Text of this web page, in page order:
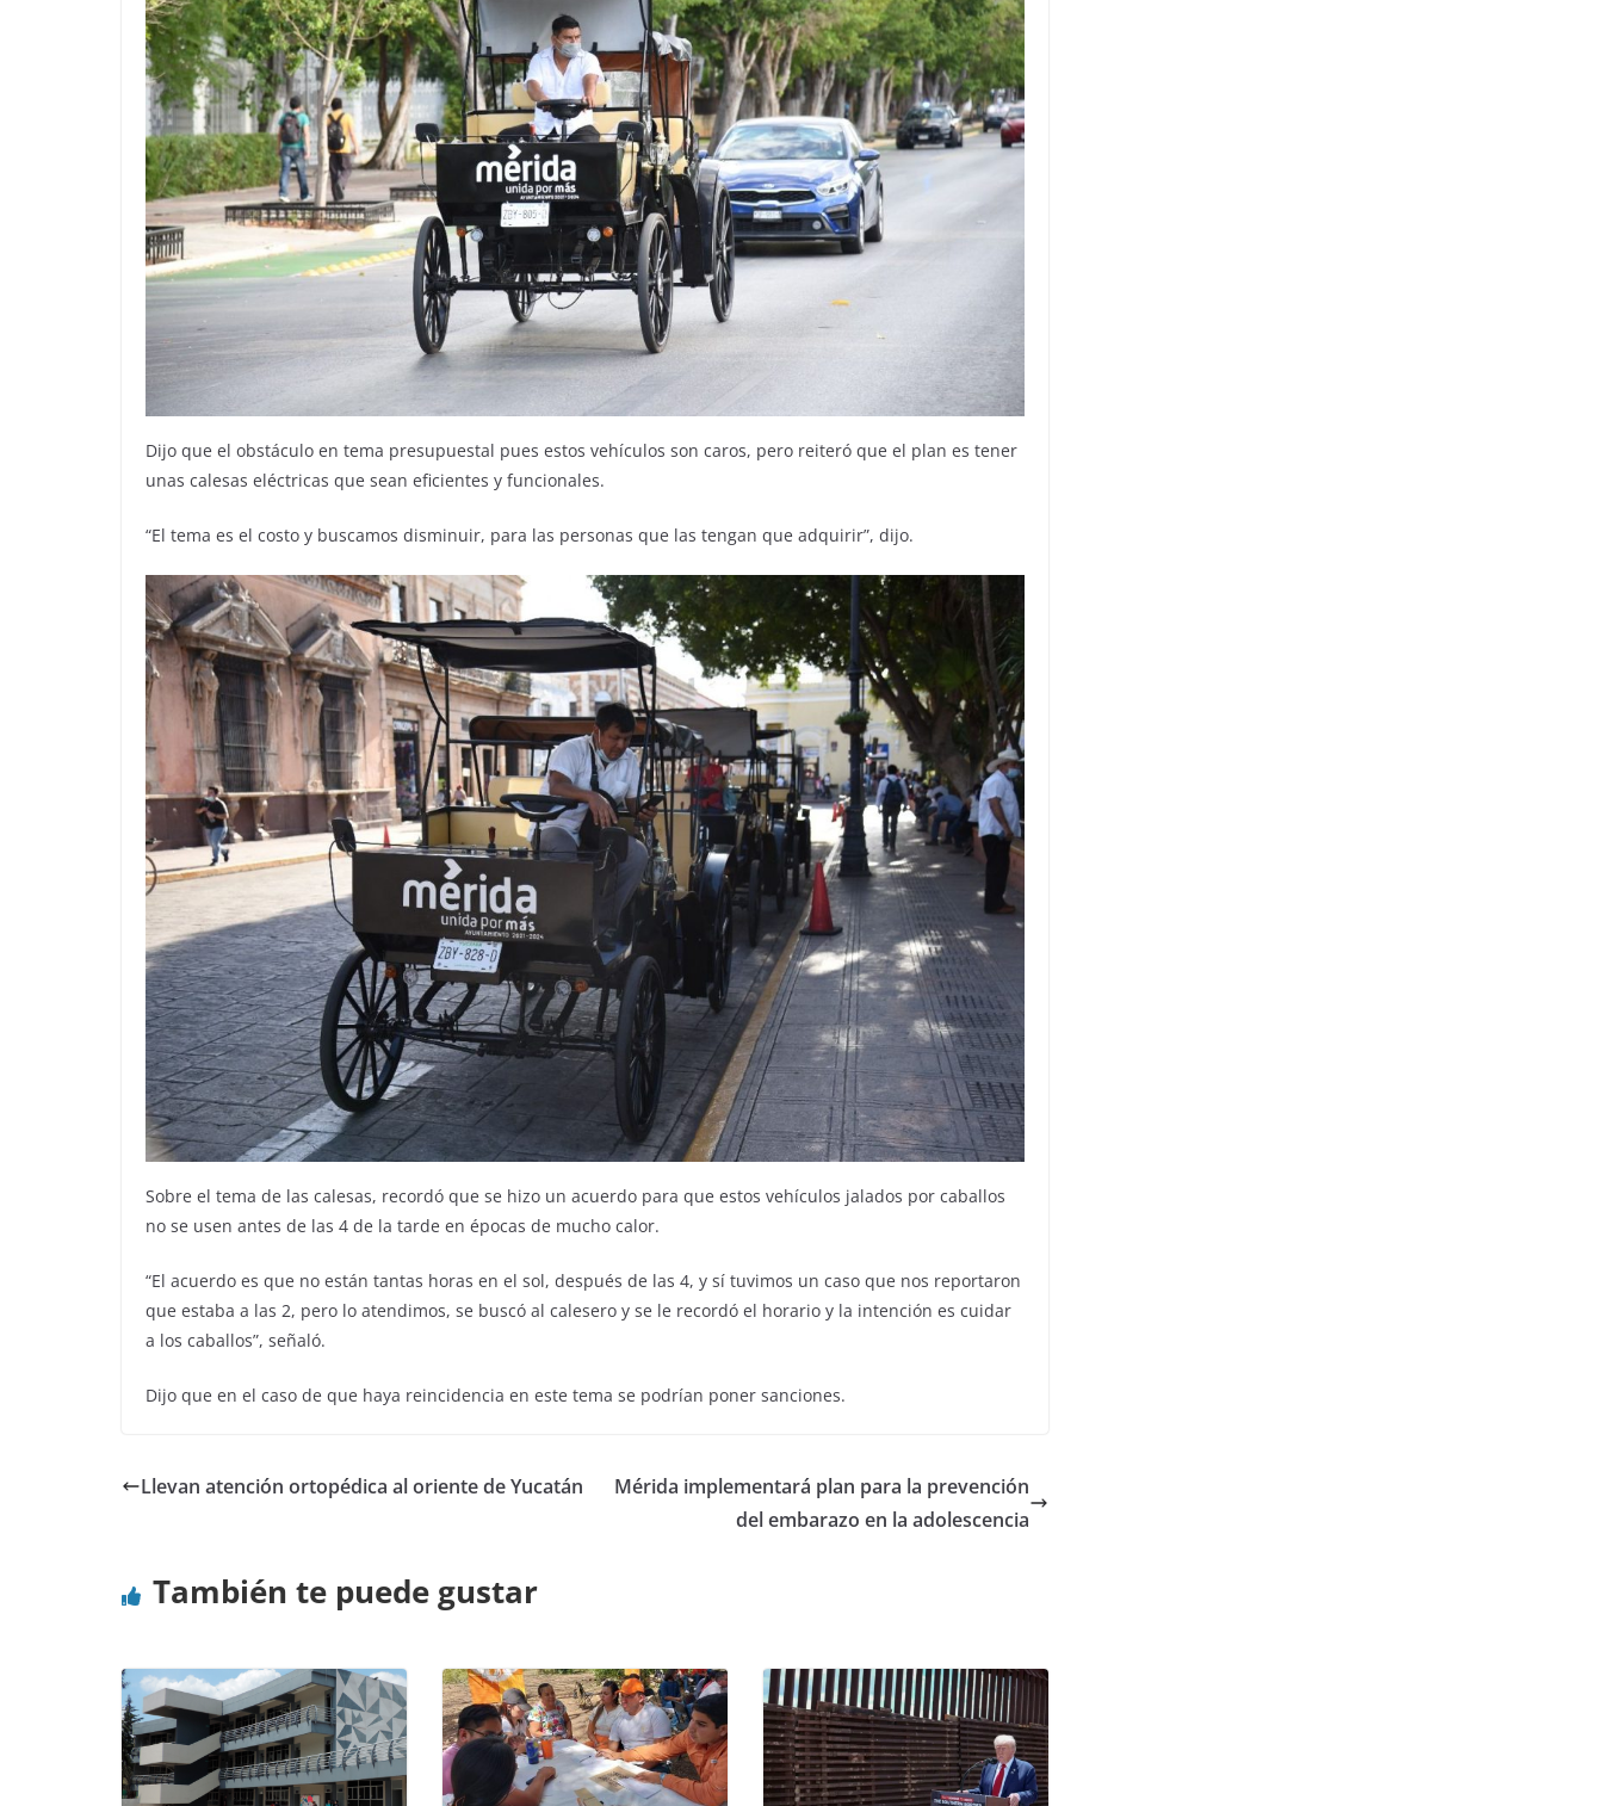
Dijo que el obstáculo en tema presupuestal pues estos vehículos son caros, pero reiteró que el plan es tener
unas calesas eléctricas que sean eficientes y funcionales.
“El tema es el costo y buscamos disminuir, para las personas que las tengan que adquirir”, dijo.
Sobre el tema de las calesas, recordó que se hizo un acuerdo para que estos vehículos jalados por caballos
no se usen antes de las 4 de la tarde en épocas de mucho calor.
“El acuerdo es que no están tantas horas en el sol, después de las 4, y sí tuvimos un caso que nos reportaron
que estaba a las 2, pero lo atendimos, se buscó al calesero y se le recordó el horario y la intención es cuidar
a los caballos”, señaló.
Dijo que en el caso de que haya reincidencia en este tema se podrían poner sanciones.
Llevan atención ortopédica al oriente de Yucatán
Mérida implementará plan para la prevención
del embarazo en la adolescencia
También te puede gustar